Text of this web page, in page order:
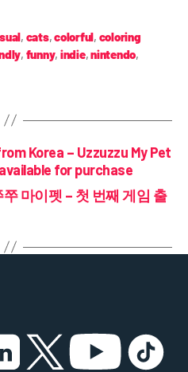
, cats,colorful, coloring
, funny, indie,nintendo,
Korea – Uzzuzzu My Pet
for purchase
마이펫 – 첫 번째 게임 출